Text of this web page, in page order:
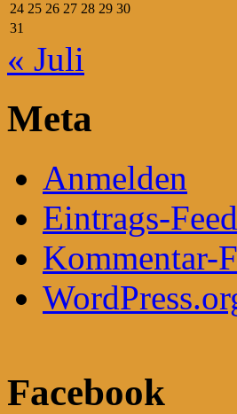
24 25 26 27 28 29 30
31
« Juli
Meta
Anmelden
Eintrags-Feed
Kommentar-
Facebook